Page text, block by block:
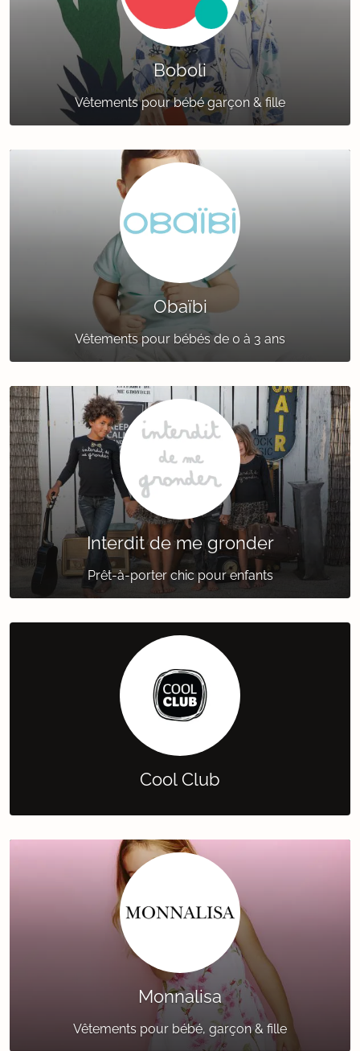
Boboli
Vêtements pour bébé garçon & fille
Obaïbi
Vêtements pour bébés de 0 à 3 ans
Interdit de me gronder
Prêt-à-porter chic pour enfants
Cool Club
Monnalisa
Vêtements pour bébé, garçon & fille